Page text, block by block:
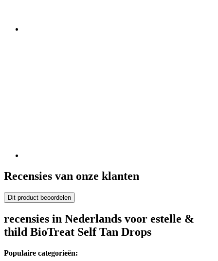
Recensies van onze klanten
Dit product beoordelen
recensies in Nederlands voor estelle &
thild BioTreat Self Tan Drops
Populaire categorieën: